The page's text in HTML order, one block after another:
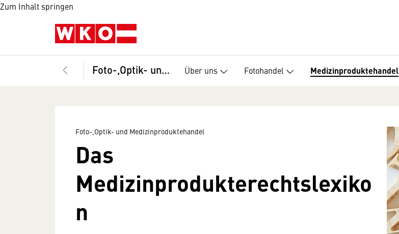
Zum Inhalt springen
Foto-,Optik- und Medizinproduktehandel Über uns Fotohandel Medizinproduktehandel
Foto-,Optik- und Medizinproduktehandel
Das
Medizinprodukterechtslexiko
n